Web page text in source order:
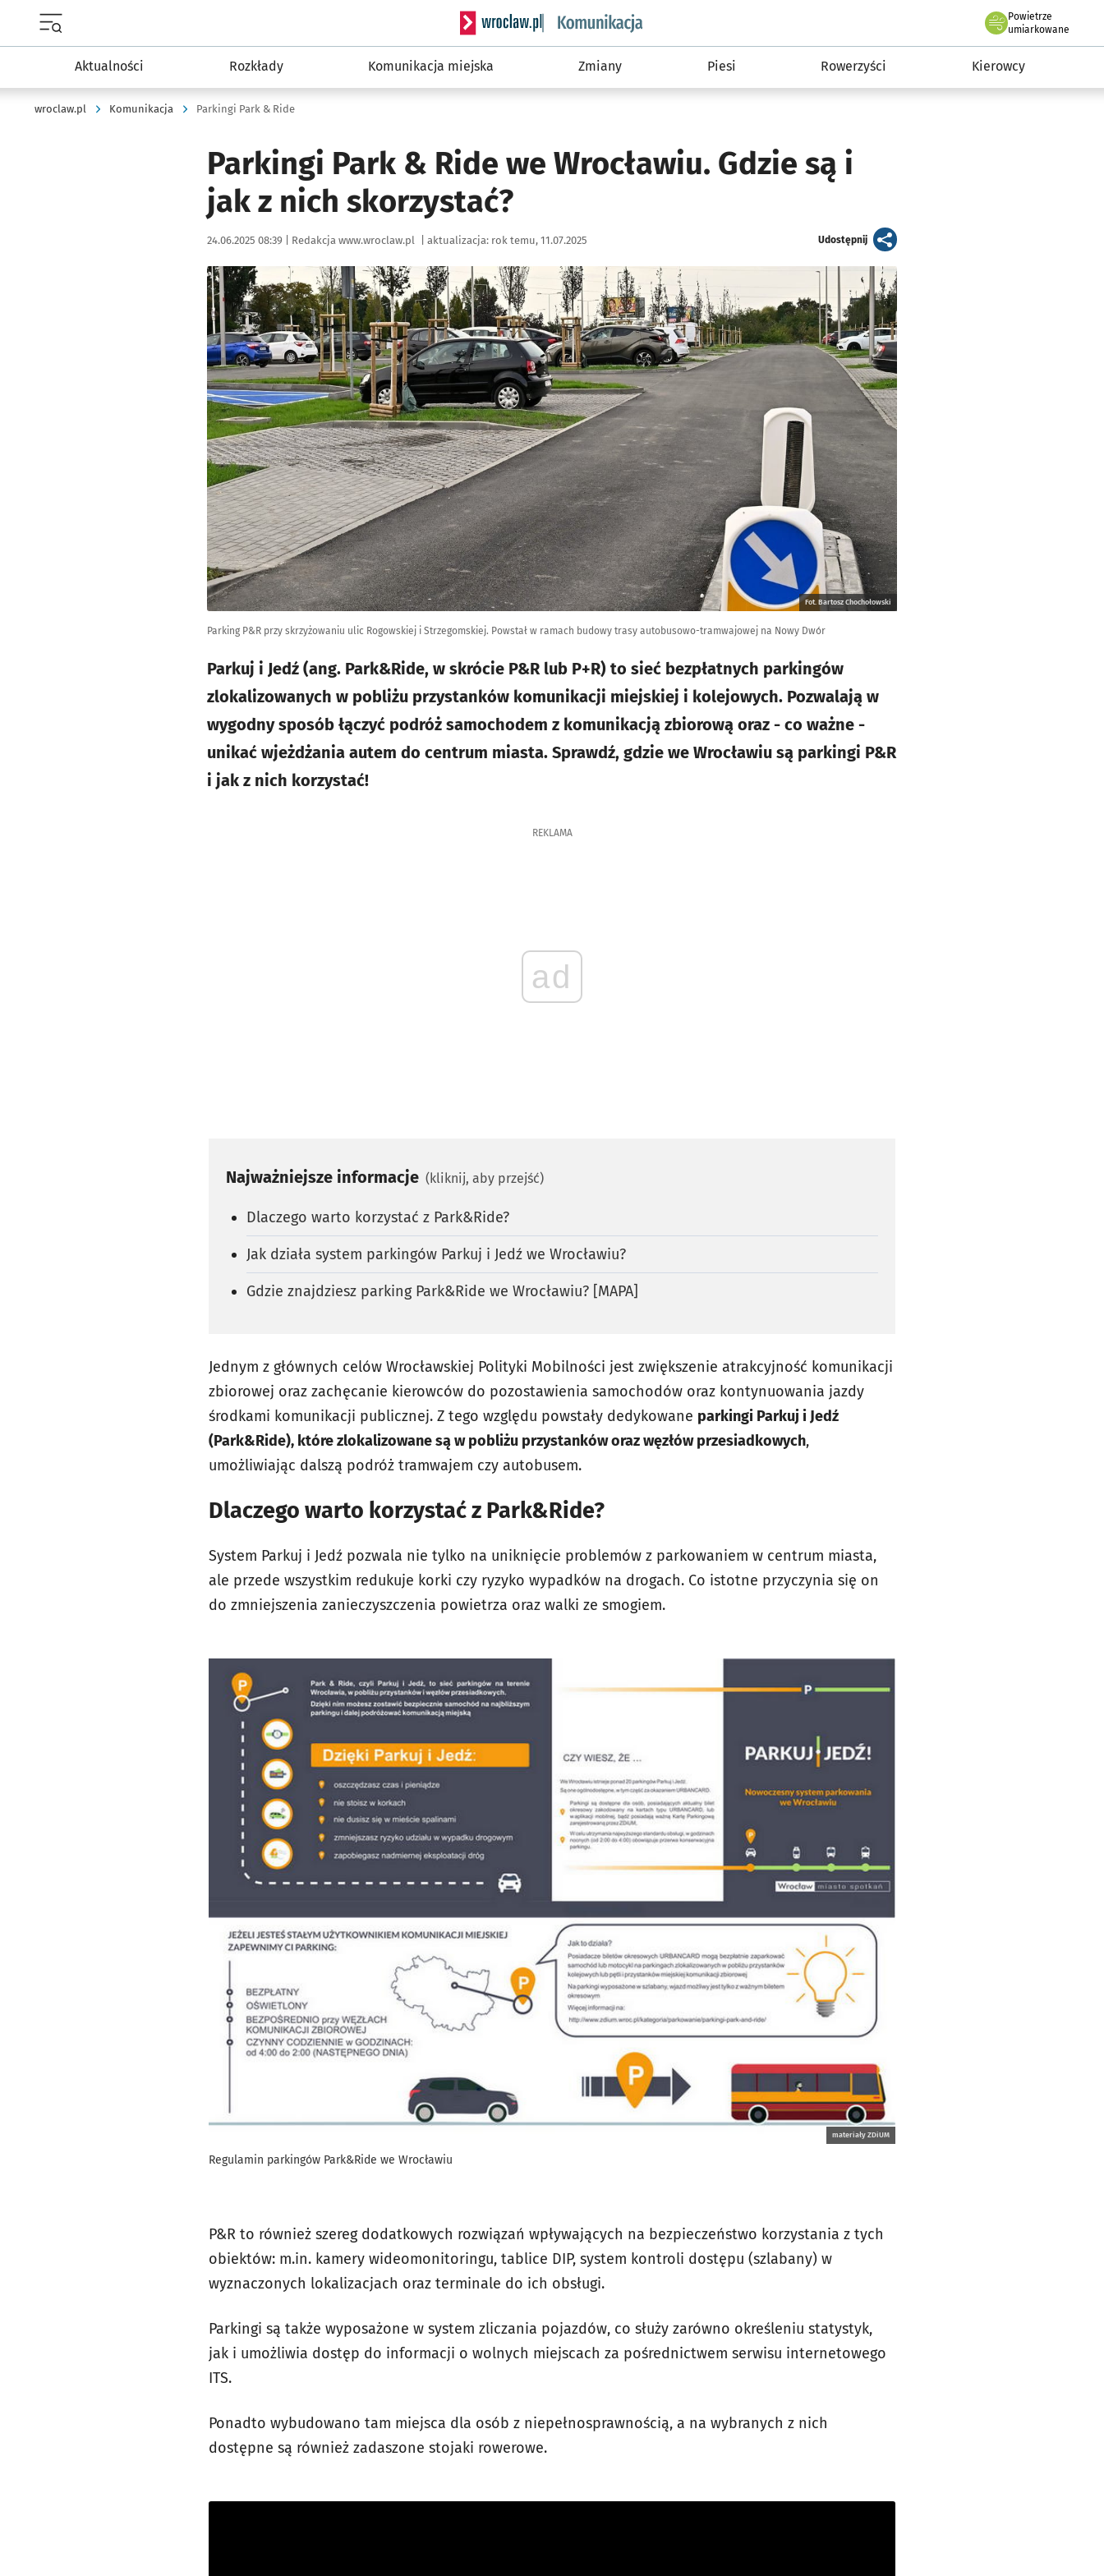
Serwis informacyjny wroclaw.pl podserwis: Komunikacja
Powietrze
we Wrocławiu
umiarkowane
Aktualności Rozkłady Komunikacja miejska Zmiany Piesi Rowerzyści Kierowcy
wroclaw.pl Komunikacja Parkingi Park & Ride
Parkingi Park & Ride we Wrocławiu. Gdzie są i
jak z nich skorzystać?
Data publikacji:
24.06.2025 08:39 | Autor:
Redakcja www.wroclaw.pl aktualizacja: rok temu, 11.07.2025 Udostępnijartykuł
Kliknij, aby powiększyć
Fot. Bartosz Chochołowski
Parking P&R przy skrzyżowaniu ulic Rogowskiej i Strzegomskiej. Powstał w ramach budowy trasy autobusowo-tramwajowej na Nowy Dwór
Parkuj i Jedź (ang. Park&Ride, w skrócie P&R lub P+R) to sieć bezpłatnych parkingów
zlokalizowanych w pobliżu przystanków komunikacji miejskiej i kolejowych. Pozwalają w
wygodny sposób łączyć podróż samochodem z komunikacją zbiorową oraz - co ważne -
unikać wjeżdżania autem do centrum miasta. Sprawdź, gdzie we Wrocławiu są parkingi P&R
i jak z nich korzystać!
REKLAMA
ad
Najważniejsze informacje (kliknij, aby przejść)
Dlaczego warto korzystać z Park&Ride?
Jak działa system parkingów Parkuj i Jedź we Wrocławiu?
Gdzie znajdziesz parking Park&Ride we Wrocławiu? [MAPA]
Jednym z głównych celów Wrocławskiej Polityki Mobilności jest zwiększenie atrakcyjność komunikacji
zbiorowej oraz zachęcanie kierowców do pozostawienia samochodów oraz kontynuowania jazdy
środkami komunikacji publicznej. Z tego względu powstały dedykowane parkingi Parkuj i Jedź
(Park&Ride), które zlokalizowane są w pobliżu przystanków oraz węzłów przesiadkowych,
umożliwiając dalszą podróż tramwajem czy autobusem.
Dlaczego warto korzystać z Park&Ride?
System Parkuj i Jedź pozwala nie tylko na uniknięcie problemów z parkowaniem w centrum miasta,
ale przede wszystkim redukuje korki czy ryzyko wypadków na drogach. Co istotne przyczynia się on
do zmniejszenia zanieczyszczenia powietrza oraz walki ze smogiem.
materiały ZDiUM
Regulamin parkingów Park&Ride we Wrocławiu
P&R to również szereg dodatkowych rozwiązań wpływających na bezpieczeństwo korzystania z tych
obiektów: m.in. kamery wideomonitoringu, tablice DIP, system kontroli dostępu (szlabany) w
wyznaczonych lokalizacjach oraz terminale do ich obsługi.
Parkingi są także wyposażone w system zliczania pojazdów, co służy zarówno określeniu statystyk,
jak i umożliwia dostęp do informacji o wolnych miejscach za pośrednictwem serwisu internetowego
ITS.
Ponadto wybudowano tam miejsca dla osób z niepełnosprawnością, a na wybranych z nich
dostępne są również zadaszone stojaki rowerowe.